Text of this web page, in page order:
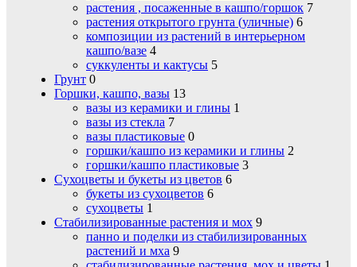
растения , посаженные в кашпо/горшок 7
растения открытого грунта (уличные) 6
композиции из растений в интерьерном
кашпо/вазе 4
суккуленты и кактусы 5
Грунт 0
Горшки, кашпо, вазы 13
вазы из керамики и глины 1
вазы из стекла 7
вазы пластиковые 0
горшки/кашпо из керамики и глины 2
горшки/кашпо пластиковые 3
Сухоцветы и букеты из цветов 6
букеты из сухоцветов 6
сухоцветы 1
Стабилизированные растения и мох 9
панно и поделки из стабилизированных
растений и мха 9